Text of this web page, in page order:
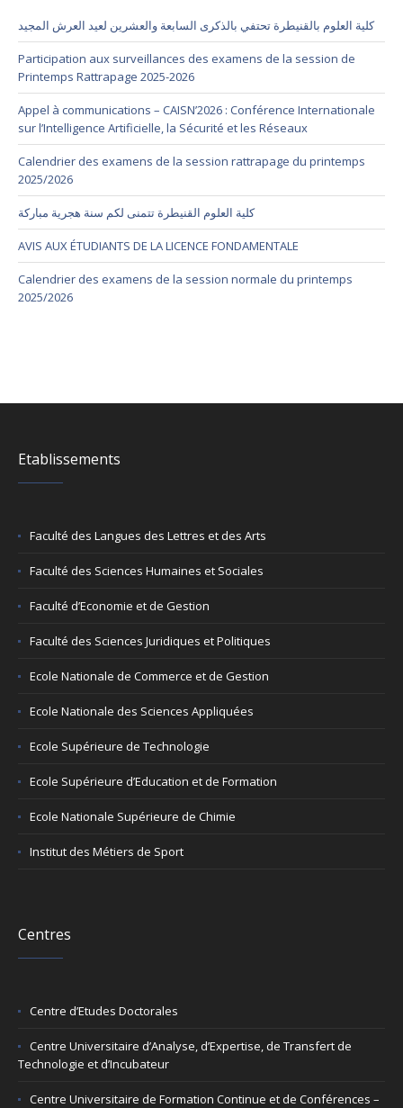
كلية العلوم بالقنيطرة تحتفي بالذكرى السابعة والعشرين لعيد العرش المجيد
Participation aux surveillances des examens de la session de
Printemps Rattrapage 2025-2026
Appel à communications – CAISN’2026 : Conférence Internationale
sur l’Intelligence Artificielle, la Sécurité et les Réseaux
Calendrier des examens de la session rattrapage du printemps
2025/2026
كلية العلوم القنيطرة تتمنى لكم سنة هجرية مباركة
AVIS AUX ÉTUDIANTS DE LA LICENCE FONDAMENTALE
Calendrier des examens de la session normale du printemps
2025/2026
Etablissements
Faculté des Langues des Lettres et des Arts
Faculté des Sciences Humaines et Sociales
Faculté d’Economie et de Gestion
Faculté des Sciences Juridiques et Politiques
Ecole Nationale de Commerce et de Gestion
Ecole Nationale des Sciences Appliquées
Ecole Supérieure de Technologie
Ecole Supérieure d’Education et de Formation
Ecole Nationale Supérieure de Chimie
Institut des Métiers de Sport
Centres
Centre d’Etudes Doctorales
Centre Universitaire d’Analyse, d’Expertise, de Transfert de
Technologie et d’Incubateur
Centre Universitaire de Formation Continue et de Conférences –